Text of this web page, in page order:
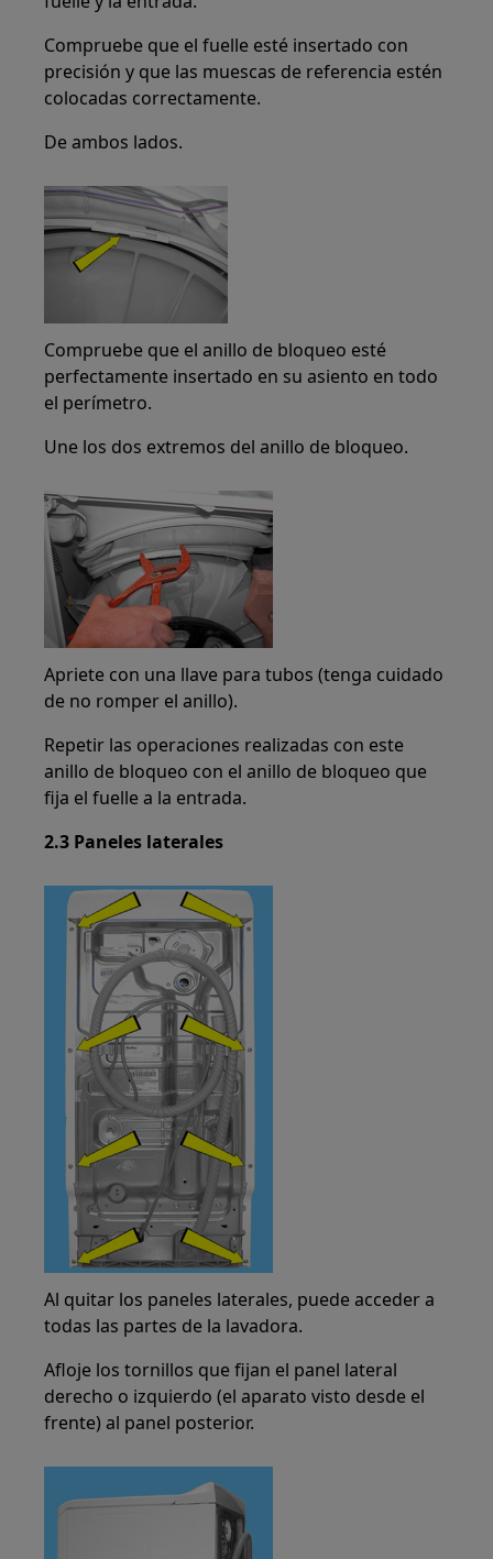
Compruebe que el fuelle esté insertado con
precisión y que las muescas de referencia estén
colocadas correctamente.
De ambos lados.
Compruebe que el anillo de bloqueo esté
perfectamente insertado en su asiento en todo
el perímetro.
Une los dos extremos del anillo de bloqueo.
Apriete con una llave para tubos (tenga cuidado
de no romper el anillo).
Repetir las operaciones realizadas con este
anillo de bloqueo con el anillo de bloqueo que
fija el fuelle a la entrada.
2.3 Paneles laterales
Al quitar los paneles laterales, puede acceder a
todas las partes de la lavadora.
Afloje los tornillos que fijan el panel lateral
derecho o izquierdo (el aparato visto desde el
frente) al panel posterior.